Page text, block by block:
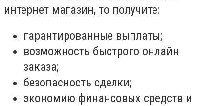
интернет магазин, то получите:
гарантированные выплаты;
возможность быстрого онлайн
заказа;
безопасность сделки;
экономию финансовых средств и